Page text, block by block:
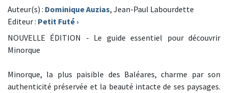
Auteur(s) : Dominique Auzias, Jean-Paul Labourdette
Editeur : Petit Futé ›
NOUVELLE ÉDITION - Le guide essentiel pour découvrir
Minorque
Minorque, la plus paisible des Baléares, charme par son
authenticité préservée et la beauté intacte de ses paysages.